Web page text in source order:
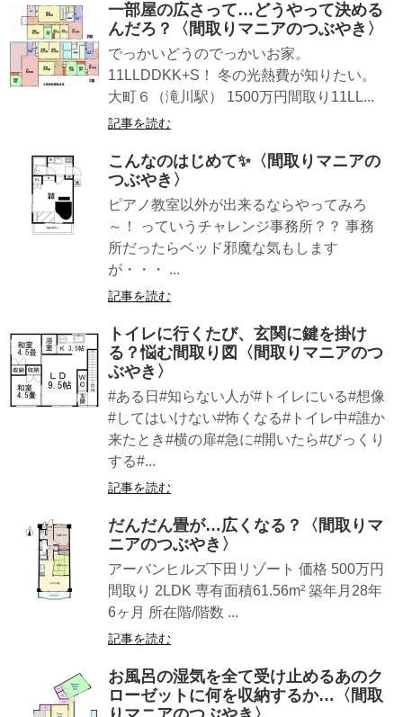
一部屋の広さって…どうやって決める
んだろ？〈間取りマニアのつぶやき〉
でっかいどうのでっかいお家。
11LLDDKK+S！ 冬の光熱費が知りたい。
大町６（滝川駅） 1500万円間取り11LL...
記事を読む
こんなのはじめて✨〈間取りマニアの
つぶやき〉
ピアノ教室以外が出来るならやってみろ
～！ っていうチャレンジ事務所？？ 事務
所だったらベッド邪魔な気もします
が・・・ ...
記事を読む
トイレに行くたび、玄関に鍵を掛け
る？悩む間取り図〈間取りマニアのつ
ぶやき〉
#ある日#知らない人が#トイレにいる#想像
#してはいけない#怖くなる#トイレ中#誰か
来たとき#横の扉#急に#開いたら#びっくり
する#...
記事を読む
だんだん畳が…広くなる？〈間取りマ
ニアのつぶやき〉
アーバンヒルズ下田リゾート 価格 500万円
間取り 2LDK 専有面積61.56m² 築年月28年
6ヶ月 所在階/階数 ...
記事を読む
お風呂の湿気を全て受け止めるあのク
ローゼットに何を収納するか…〈間取